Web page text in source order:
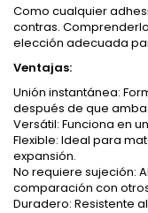
Como cualquier
contras.
elección adecuada
Ventajas:
Unión instantánea:
después de que
Versátil: Funciona en
Flexible: Ideal para
expansión.
No requiere sujeción:
comparación con
Duradero: Resistente